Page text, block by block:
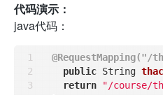
代码演示：
java代码：
@RequestMapping("/
public String
return
"/course/